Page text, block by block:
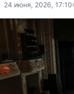
24 июня, 2026, 17:10